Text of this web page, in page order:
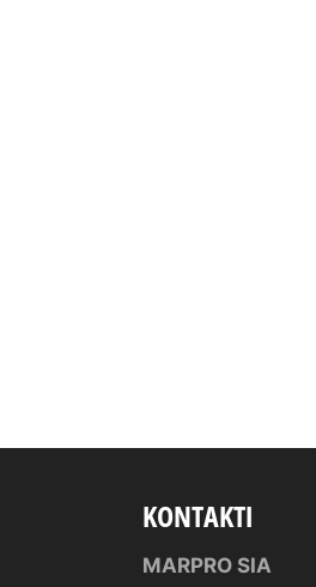
KONTAKTI
MARPRO SIA